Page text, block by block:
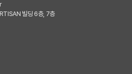
빌딩 6층, 7층